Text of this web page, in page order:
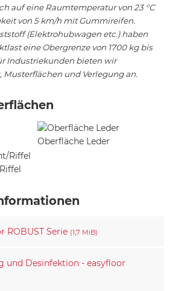
auf eine Raumtemperatur von 23 °C
von 5 km/h mit Gummireifen.
(Elektrohubwagen etc.) haben
eine Obergrenze von 1700 kg bis
Industriekunden bieten wir
Musterflächen und Verlegung an.
Oberfläche Leder
ROBUST Serie (1,7 MiB)
und Desinfektion - easyfloor